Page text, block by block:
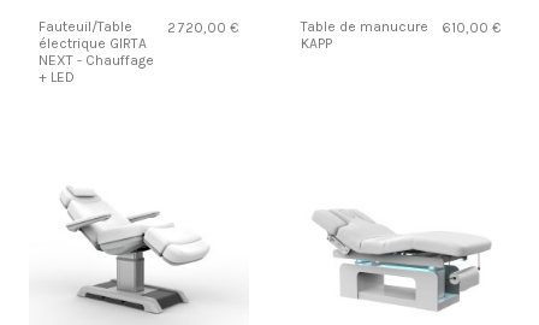
Fauteuil/Table
électrique GIRTA
NEXT - Chauffage
+ LED
2 720,00 €
Table de manucure
KAPP
610,00 €